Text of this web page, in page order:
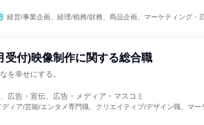
経営/事業企画、経理/税務/財務、商品企画、マーケティング・広告・
受付)映像制作に関する総合職
を幸せにする。
広告・宣伝、広告・メディア・マスコミ
ディア/芸能/エンタメ専門職、クリエイティブ/デザイン職、マー